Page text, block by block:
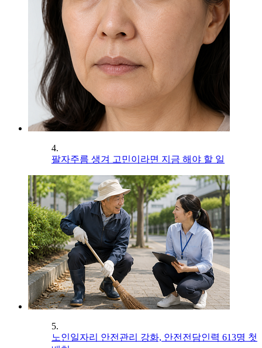
4.
팔자주름 생겨 고민이라면 지금 해야 할 일
5.
노인일자리 안전관리 강화, 안전전담인력 613명 첫